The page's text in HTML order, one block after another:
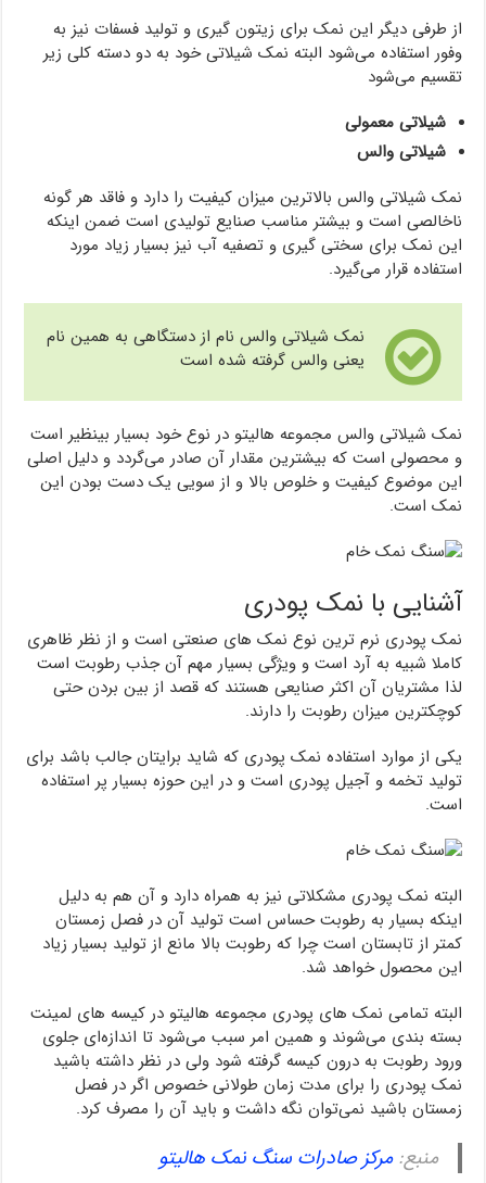
از طرفی دیگر این نمک برای زیتون گیری و تولید فسفات نیز به
وفور استفاده می‌شود البته نمک شیلاتی خود به دو دسته کلی زیر
تقسیم می‌شود
شیلاتی معمولی
شیلاتی والس
نمک شیلاتی والس بالاترین میزان کیفیت را دارد و فاقد هر گونه
ناخالصی است و بیشتر مناسب صنایع تولیدی است ضمن اینکه
این نمک برای سختی گیری و تصفیه آب نیز بسیار زیاد مورد
استفاده قرار می‌گیرد.
نمک شیلاتی والس نام از دستگاهی به همین نام
یعنی والس گرفته شده است
نمک شیلاتی والس مجموعه هالیتو در نوع خود بسیار بینظیر است
و محصولی است که بیشترین مقدار آن صادر می‌گردد و دلیل اصلی
این موضوع کیفیت و خلوص بالا و از سویی یک دست بودن این
نمک است.
آشنایی با نمک پودری
نمک پودری نرم ترین نوع نمک های صنعتی است و از نظر ظاهری
کاملا شبیه به آرد است و ویژگی بسیار مهم آن جذب رطوبت است
لذا مشتریان آن اکثر صنایعی هستند که قصد از بین بردن حتی
کوچکترین میزان رطوبت را دارند.
یکی از موارد استفاده نمک پودری که شاید برایتان جالب باشد برای
تولید تخمه و آجیل پودری است و در این حوزه بسیار پر استفاده
است.
البته نمک پودری مشکلاتی نیز به همراه دارد و آن هم به دلیل
اینکه بسیار به رطوبت حساس است تولید آن در فصل زمستان
کمتر از تابستان است چرا که رطوبت بالا مانع از تولید بسیار زیاد
این محصول خواهد شد.
البته تمامی نمک های پودری مجموعه هالیتو در کیسه های لمینت
بسته بندی می‌شوند و همین امر سبب می‌شود تا اندازه‌ای جلوی
ورود رطوبت به درون کیسه گرفته شود ولی در نظر داشته باشید
نمک پودری را برای مدت زمان طولانی خصوص اگر در فصل
زمستان باشید نمی‌توان نگه داشت و باید آن را مصرف کرد.
منبع:مرکز صادرات سنگ نمک هالیتو